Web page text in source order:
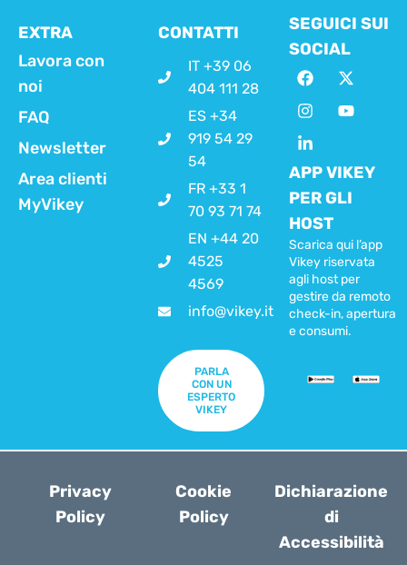
EXTRA
Lavora con
noi
FAQ
Newsletter
Area clienti
MyVikey
CONTATTI
IT +39 06
404 111 28
ES +34
919 54 29
54
FR +33 1
70 93 71 74
EN +44 20
4525
4569
info@vikey.it
PARLA
CON UN
ESPERTO
VIKEY
SEGUICI SUI
SOCIAL
APP VIKEY
PER GLI
HOST
Scarica qui l’app
Vikey riservata
agli host per
gestire da remoto
check-in, apertura
e consumi.
Privacy
Policy
Cookie
Policy
Dichiarazione
di
Accessibilità